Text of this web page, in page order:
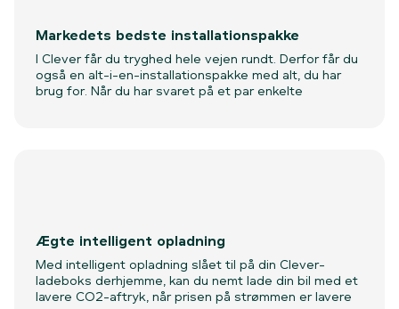
Markedets bedste installationspakke
I Clever får du tryghed hele vejen rundt. Derfor får du
også en alt-i-en-installationspakke med alt, du har
brug for. Når du har svaret på et par enkelte
Installation af kombirelæ som ekstra sikkerhed
Tilbudsgivning, hvis standardinstallationen ikke
rækker
Ægte intelligent opladning
Med intelligent opladning slået til på din Clever-
ladeboks derhjemme, kan du nemt lade din bil med et
lavere CO2-aftryk, når prisen på strømmen er lavere